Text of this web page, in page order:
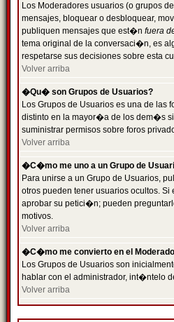
Los Moderadores usuarios (o grupos
mensajes, bloquear o desbloquear,
publiquen mensajes que est�n fuera
tema original de la conversaci�n, es
respetarse sus decisiones sobre esta
Volver arriba
�Qu� son Grupos de Usuarios?
Los Grupos de Usuarios es una de las
distinto en la mayor�a de los dem�s
suministrar permisos sobre foros
Volver arriba
�C�mo me uno a un Grupo de
Para unirse a un Grupo de Usuarios,
otros pueden tener usuarios ocultos.
aprobar su petici�n; pueden
motivos.
Volver arriba
�C�mo me convierto en el
Los Grupos de Usuarios son
hablar con el administrador, int�ntelo
Volver arriba